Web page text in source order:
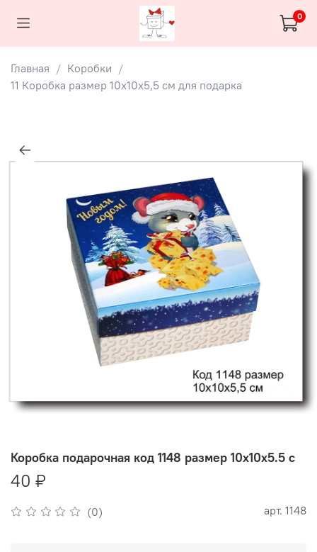
0
Главная
Коробки
11 Коробка размер 10х10х5,5 см для подарка
(0) арт. 1148
Коробка подарочная код 1148 размер 10х10х5.5 с
40 ₽